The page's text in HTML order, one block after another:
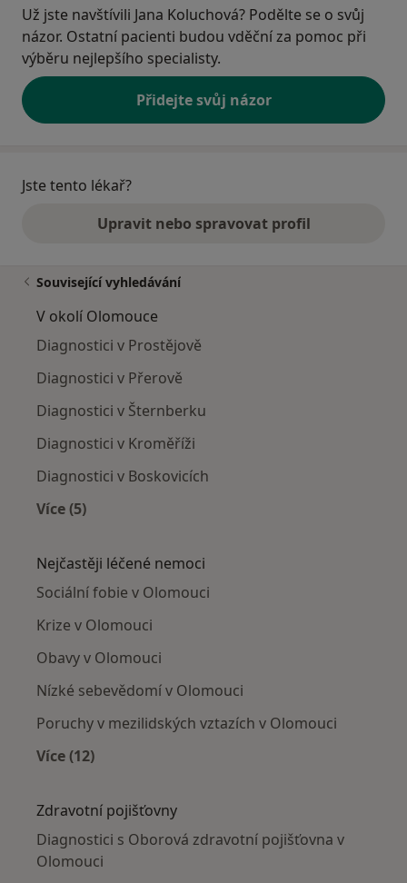
Už jste navštívili Jana Koluchová? Podělte se o svůj
názor. Ostatní pacienti budou vděční za pomoc při
výběru nejlepšího specialisty.
Přidejte svůj názor
Jste tento lékař?
Upravit nebo spravovat profil
Související vyhledávání
V okolí Olomouce
Diagnostici v Prostějově
Diagnostici v Přerově
Diagnostici v Šternberku
Diagnostici v Kroměříži
Diagnostici v Boskovicích
Více (5)
Nejčastěji léčené nemoci
Sociální fobie v Olomouci
Krize v Olomouci
Obavy v Olomouci
Nízké sebevědomí v Olomouci
Poruchy v mezilidských vztazích v Olomouci
Více (12)
Zdravotní pojišťovny
Diagnostici s Oborová zdravotní pojišťovna v
Olomouci